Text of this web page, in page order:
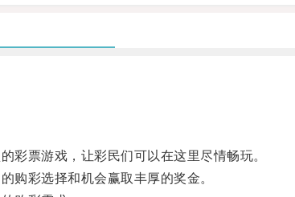
票游戏，让彩民们可以在这里尽情畅玩。
彩选择和机会赢取丰厚的奖金。